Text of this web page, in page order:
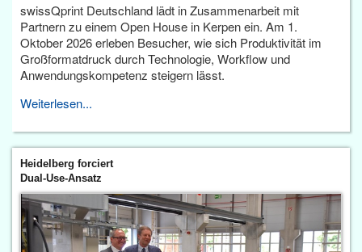
swissQprint Deutschland lädt in Zusammenarbeit mit
Partnern zu einem Open House in Kerpen ein. Am 1.
Oktober 2026 erleben Besucher, wie sich Produktivität im
Großformatdruck durch Technologie, Workflow und
Anwendungskompetenz steigern lässt.
Weiterlesen...
Heidelberg forciert
Dual-Use-Ansatz